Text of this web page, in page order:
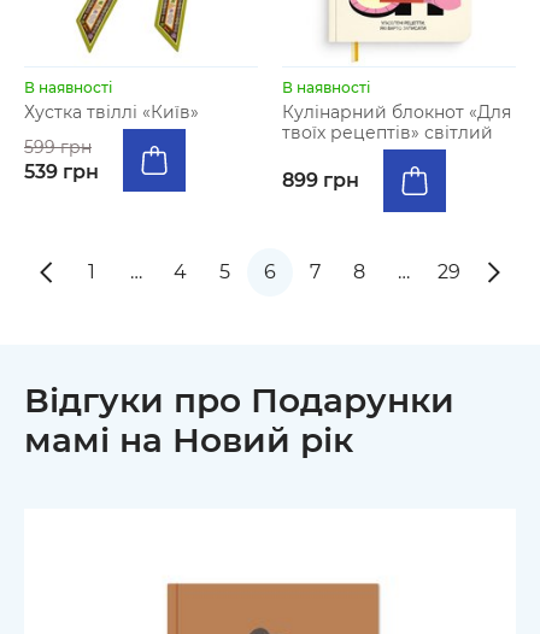
В наявності
Хустка твіллі «Київ»
599 грн
539 грн
В наявності
Кулінарний блокнот «Для
твоїх рецептів» світлий
899 грн
1 … 4 5 6 7 8 … 29
Відгуки про Подарунки
мамі на Новий рік